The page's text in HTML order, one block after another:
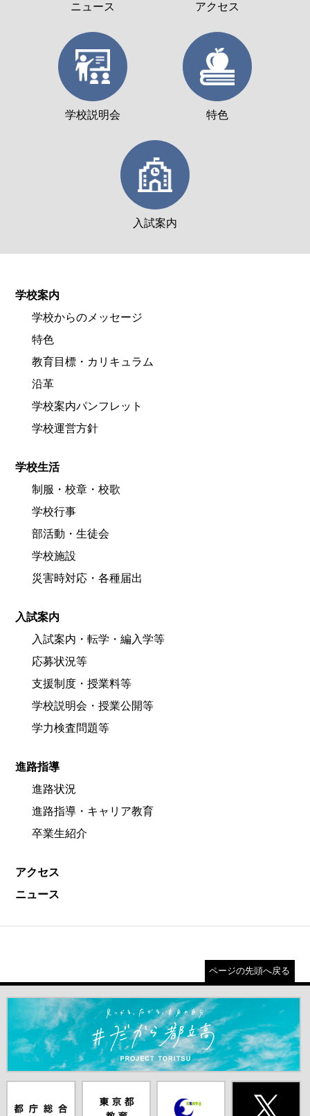
ニュース アクセス
学校説明会 特色
入試案内
学校案内
学校からのメッセージ
特色
教育目標・カリキュラム
沿革
学校案内パンフレット
学校運営方針
学校生活
制服・校章・校歌
学校行事
部活動・生徒会
学校施設
災害時対応・各種届出
入試案内
入試案内・転学・編入学等
応募状況等
支援制度・授業料等
学校説明会・授業公開等
学力検査問題等
進路指導
進路状況
進路指導・キャリア教育
卒業生紹介
アクセス
ニュース
ページの先頭へ戻る
＃だから都立高（別ウインドウが開きます）
ムページ（別
員会（別ウイ
ピーキングテ
（別ウインド